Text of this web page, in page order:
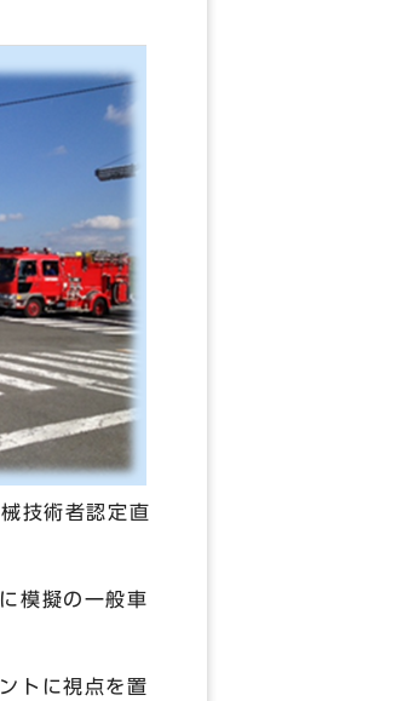
技術者認定直
模擬の一般車
トに視点を置